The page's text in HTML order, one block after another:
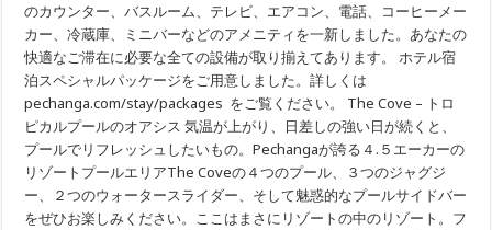
つ
け
よ
う」
こ
の
夏
の
バ
ケ
ー
シ
ョ
のカウンター、バスルーム、テレビ、エアコン、電話、コーヒーメー
カー、冷蔵庫、ミニバーなどのアメニティを一新しました。あなたの
快適なご滞在に必要な全ての設備が取り揃えてあります。 ホテル宿
泊スペシャルパッケージをご用意しました。詳しくは
pechanga.com/stay/packages をご覧ください。 The Cove – トロ
ピカルプールのオアシス 気温が上がり、日差しの強い日が続くと、
プールでリフレッシュしたいもの。Pechangaが誇る４.５エーカーの
リゾートプールエリアThe Coveの４つのプール、３つのジャグジ
ー、２つのウォータースライダー、そして魅惑的なプールサイドバー
をぜひお楽しみください。ここはまさにリゾートの中のリゾート。フ